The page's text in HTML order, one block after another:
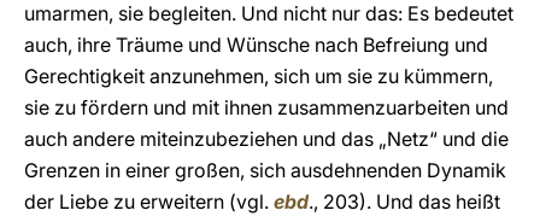
umarmen, sie begleiten. Und nicht nur das: Es bedeutet
auch, ihre Träume und Wünsche nach Befreiung und
Gerechtigkeit anzunehmen, sich um sie zu kümmern,
sie zu fördern und mit ihnen zusammenzuarbeiten und
auch andere miteinzubeziehen und das „Netz“ und die
Grenzen in einer großen, sich ausdehnenden Dynamik
der Liebe zu erweitern (vgl. ebd., 203). Und das heißt